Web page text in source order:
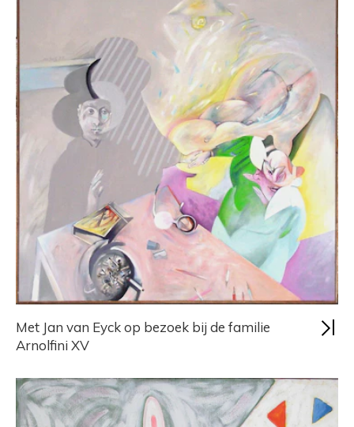
Met Jan van Eyck op bezoek bij de familie
Arnolfini XV